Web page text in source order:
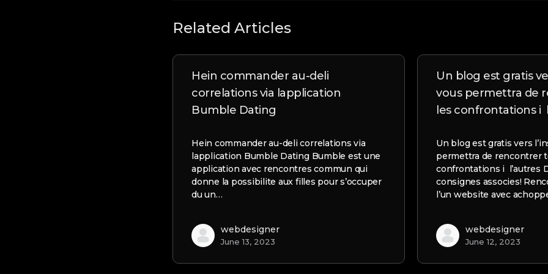
Related Articles
Hein commander au-deli
correlations via lapplication
Bumble Dating
Hein commander au-deli correlations via
lapplication Bumble Dating Bumble est une
application avec rencontres commun qui
donne la possibilite aux filles pour s’occuper
du un…
webdesigner
June 13, 2023
Un blog est gratis
vous permettra de
les confrontations i
Un blog est gratis vers
permettra de rencontrer
confrontations i l’autres
consignes associes!
l’un website avec
webdesigner
June 12, 2023